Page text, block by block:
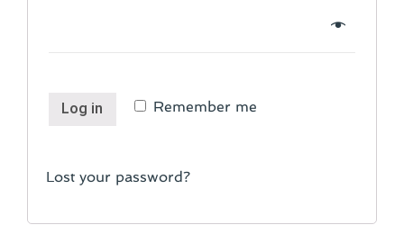
Remember me
Log in
Lost your password?